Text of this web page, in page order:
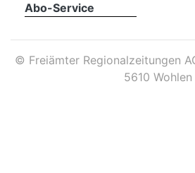
Abo-Service
© Freiämter Regionalzeitungen
5610 Wohlen